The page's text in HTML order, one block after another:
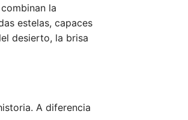
la
estelas, capaces
desierto, la brisa
A diferencia